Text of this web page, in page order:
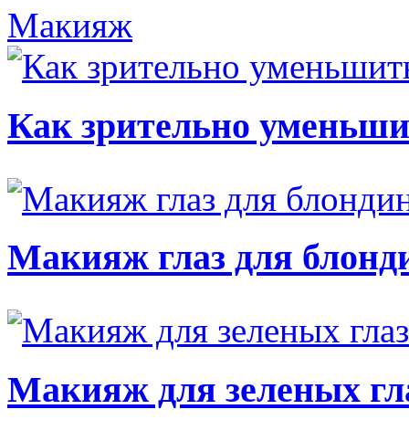
Макияж
Как зрительно
Макияж глаз для
Макияж для зеленых